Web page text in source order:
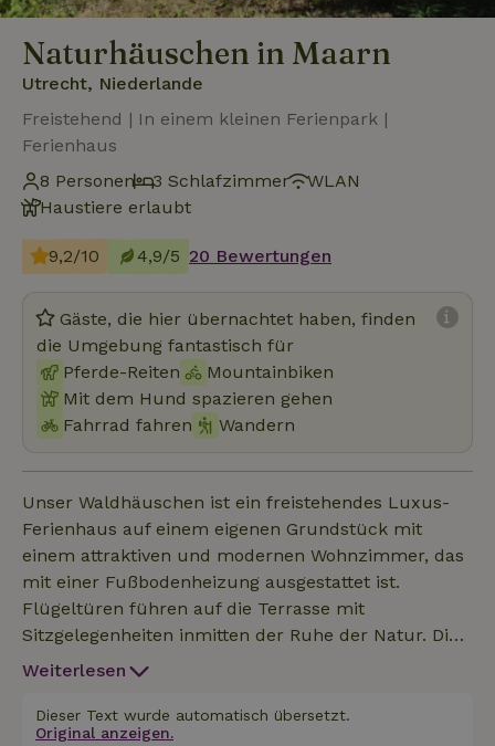
Naturhäuschen in Maarn
Utrecht, Niederlande
Freistehend | In einem kleinen Ferienpark |
Ferienhaus
8 Personen
3 Schlafzimmer
WLAN
Haustiere erlaubt
9,2/10 4,9/5 20 Bewertungen
Gäste, die hier übernachtet haben, finden
die Umgebung fantastisch für
Pferde-Reiten
Mountainbiken
Mit dem Hund spazieren gehen
Fahrrad fahren
Wandern
Unser Waldhäuschen ist ein freistehendes Luxus-
Ferienhaus auf einem eigenen Grundstück mit
einem attraktiven und modernen Wohnzimmer, das
mit einer Fußbodenheizung ausgestattet ist.
Flügeltüren führen auf die Terrasse mit
Sitzgelegenheiten inmitten der Ruhe der Natur. Die
offene Küche ist mit verschiedenen Einbaugeräten
und Gefrierschrank, ein Gasherd und eine
Kombimikrowelle. Die komplette Küche ist einer
Weiterlesen
Dieser Text wurde automatisch übersetzt.
Original anzeigen.